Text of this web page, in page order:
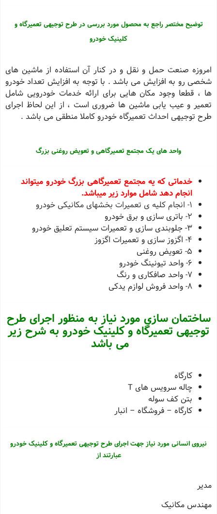
توضیح مختصر راجع به محصول مورد بررسی در طرح توجیهی تعمیرگاه و
کلینیک خودرو
امروزه صنعت حمل و نقل و در کنار آن استفاده از ماشین های
شخصی رو به افزایش می باشد . با توجه به افزایش تعداد خودرو
ها ، قطعا وجود مکان هایی برای ارائه خدمات خودرویی شامل
تعمیر و عیب یابی ماشین ها ضروری است ، از این لحاظ اجرای
طرح توجیهی احداث تعمیرگاه خودرو کاملا منطقی می باشد .
واحد های یک مجتمع تعمیرگاهی و تعویض روغنی بزرگ
خدماتی که یه مجتمع تعمیرگاهی بزرگ خودرو میتواند
انجام دهد شامل موارد زیر میباشد.
1- انجام کلیه ی تعمیرات بخشهای مکانیکی خودرو
2- باتری سازی و برق خودرو
3- جلوبندی سازی و تعمیرات سیستم تعلیق خودرو
4- اگزوز سازی و تعمیرات اگزوز
5- تعویض روغنی
6- واحد تیونینگ خودرو
7- واحد صافکاری و رنگ
8- واحد فروش لوازم یدکی
ساختمان سازی مورد نیاز به منظور اجرای طرح
توجیهی تعمیرگاه و کلینیک خودرو به شرح زیر
می باشد
کارگاه
چاله سرویس های T
بتن کف سوله
کارگاه – فروشگاه – انبار
نیروی انسانی مورد نیاز جهت اجرای طرح توجیهی تعمیرگاه و کلینیک خودرو
عبارتند از
مدیر
مهندس مکانیک